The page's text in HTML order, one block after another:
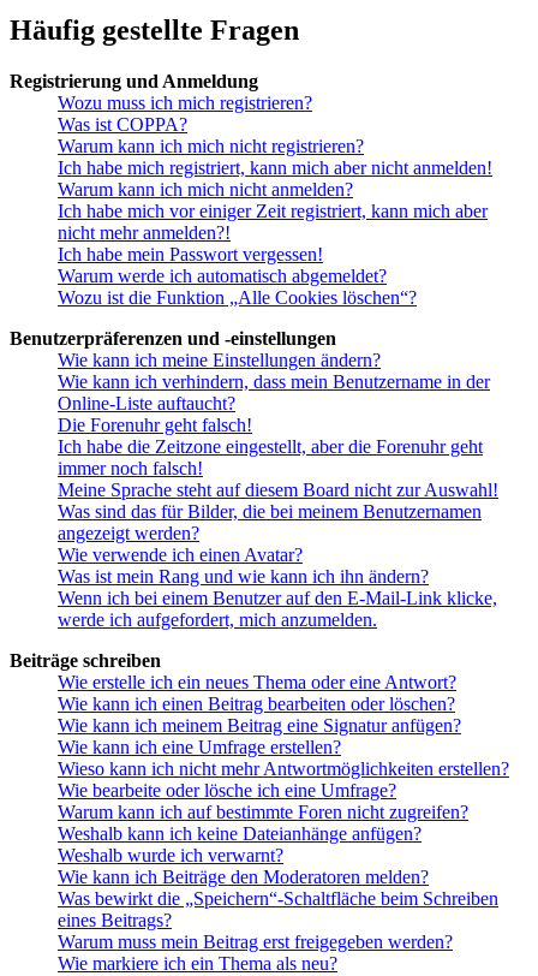
Häufig gestellte Fragen
Registrierung und Anmeldung
Wozu muss ich mich registrieren?
Was ist COPPA?
Warum kann ich mich nicht registrieren?
Ich habe mich registriert, kann mich aber nicht anmelden!
Warum kann ich mich nicht anmelden?
Ich habe mich vor einiger Zeit registriert, kann mich aber
nicht mehr anmelden?!
Ich habe mein Passwort vergessen!
Warum werde ich automatisch abgemeldet?
Wozu ist die Funktion „Alle Cookies löschen“?
Benutzerpräferenzen und -einstellungen
Wie kann ich meine Einstellungen ändern?
Wie kann ich verhindern, dass mein Benutzername in der
Online-Liste auftaucht?
Die Forenuhr geht falsch!
Ich habe die Zeitzone eingestellt, aber die Forenuhr geht
immer noch falsch!
Meine Sprache steht auf diesem Board nicht zur Auswahl!
Was sind das für Bilder, die bei meinem Benutzernamen
angezeigt werden?
Wie verwende ich einen Avatar?
Was ist mein Rang und wie kann ich ihn ändern?
Wenn ich bei einem Benutzer auf den E-Mail-Link klicke,
werde ich aufgefordert, mich anzumelden.
Beiträge schreiben
Wie erstelle ich ein neues Thema oder eine Antwort?
Wie kann ich einen Beitrag bearbeiten oder löschen?
Wie kann ich meinem Beitrag eine Signatur anfügen?
Wie kann ich eine Umfrage erstellen?
Wieso kann ich nicht mehr Antwortmöglichkeiten erstellen?
Wie bearbeite oder lösche ich eine Umfrage?
Warum kann ich auf bestimmte Foren nicht zugreifen?
Weshalb kann ich keine Dateianhänge anfügen?
Weshalb wurde ich verwarnt?
Wie kann ich Beiträge den Moderatoren melden?
Was bewirkt die „Speichern“-Schaltfläche beim Schreiben
eines Beitrags?
Warum muss mein Beitrag erst freigegeben werden?
Wie markiere ich ein Thema als neu?